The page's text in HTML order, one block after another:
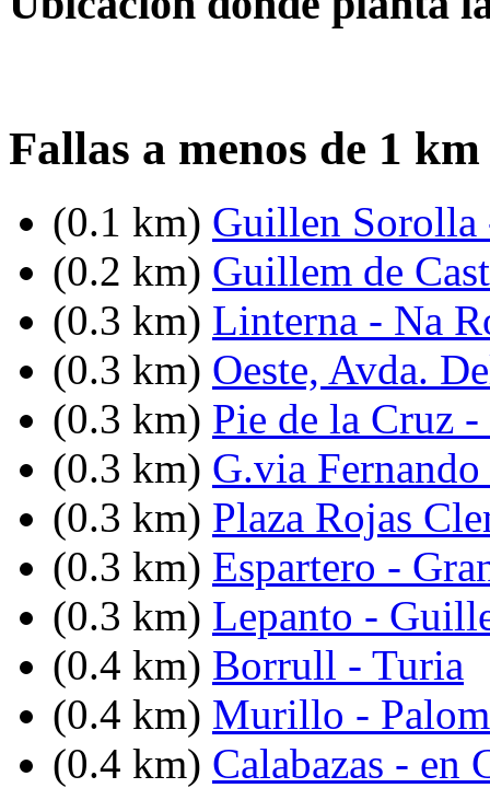
Fallas a menos de 1
(0.1 km) Guillen Sorolla
(0.2 km) Guillem de
(0.3 km) Linterna - Na
(0.3 km) Oeste, Avda.
(0.3 km) Pie de la Cruz
(0.3 km) G.via
(0.3 km) Plaza Rojas
(0.3 km) Espartero -
(0.3 km) Lepanto -
(0.4 km) Borrull - Turia
(0.4 km) Murillo -
(0.4 km) Calabazas - en